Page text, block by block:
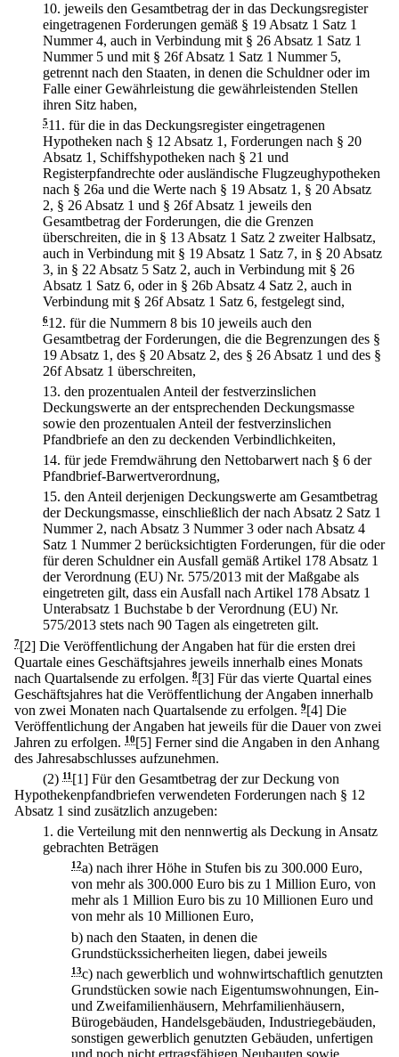
10. jeweils den Gesamtbetrag der in das Deckungsregister
eingetragenen Forderungen gemäß § 19 Absatz 1 Satz 1
Nummer 4, auch in Verbindung mit § 26 Absatz 1 Satz 1
Nummer 5 und mit § 26f Absatz 1 Satz 1 Nummer 5,
getrennt nach den Staaten, in denen die Schuldner oder im
Falle einer Gewährleistung die gewährleistenden Stellen
ihren Sitz haben,
511. für die in das Deckungsregister eingetragenen
Hypotheken nach § 12 Absatz 1, Forderungen nach § 20
Absatz 1, Schiffshypotheken nach § 21 und
Registerpfandrechte oder ausländische Flugzeughypotheken
nach § 26a und die Werte nach § 19 Absatz 1, § 20 Absatz
2, § 26 Absatz 1 und § 26f Absatz 1 jeweils den
Gesamtbetrag der Forderungen, die die Grenzen
überschreiten, die in § 13 Absatz 1 Satz 2 zweiter Halbsatz,
auch in Verbindung mit § 19 Absatz 1 Satz 7, in § 20 Absatz
3, in § 22 Absatz 5 Satz 2, auch in Verbindung mit § 26
Absatz 1 Satz 6, oder in § 26b Absatz 4 Satz 2, auch in
Verbindung mit § 26f Absatz 1 Satz 6, festgelegt sind,
612. für die Nummern 8 bis 10 jeweils auch den
Gesamtbetrag der Forderungen, die die Begrenzungen des §
19 Absatz 1, des § 20 Absatz 2, des § 26 Absatz 1 und des §
26f Absatz 1 überschreiten,
13. den prozentualen Anteil der festverzinslichen
Deckungswerte an der entsprechenden Deckungsmasse
sowie den prozentualen Anteil der festverzinslichen
Pfandbriefe an den zu deckenden Verbindlichkeiten,
14. für jede Fremdwährung den Nettobarwert nach § 6 der
Pfandbrief-Barwertverordnung,
15. den Anteil derjenigen Deckungswerte am Gesamtbetrag
der Deckungsmasse, einschließlich der nach Absatz 2 Satz 1
Nummer 2, nach Absatz 3 Nummer 3 oder nach Absatz 4
Satz 1 Nummer 2 berücksichtigten Forderungen, für die oder
für deren Schuldner ein Ausfall gemäß Artikel 178 Absatz 1
der Verordnung (EU) Nr. 575/2013 mit der Maßgabe als
eingetreten gilt, dass ein Ausfall nach Artikel 178 Absatz 1
Unterabsatz 1 Buchstabe b der Verordnung (EU) Nr.
575/2013 stets nach 90 Tagen als eingetreten gilt.
7[2] Die Veröffentlichung der Angaben hat für die ersten drei
Quartale eines Geschäftsjahres jeweils innerhalb eines Monats
nach Quartalsende zu erfolgen. 8[3] Für das vierte Quartal eines
Geschäftsjahres hat die Veröffentlichung der Angaben innerhalb
von zwei Monaten nach Quartalsende zu erfolgen. 9[4] Die
Veröffentlichung der Angaben hat jeweils für die Dauer von zwei
Jahren zu erfolgen. 10[5] Ferner sind die Angaben in den Anhang
des Jahresabschlusses aufzunehmen.
(2) 11 [1] Für den Gesamtbetrag der zur Deckung von
Hypothekenpfandbriefen verwendeten Forderungen nach § 12
Absatz 1 sind zusätzlich anzugeben:
1. die Verteilung mit den nennwertig als Deckung in Ansatz
gebrachten Beträgen
12a) nach ihrer Höhe in Stufen bis zu 300.000 Euro,
von mehr als 300.000 Euro bis zu 1 Million Euro, von
mehr als 1 Million Euro bis zu 10 Millionen Euro und
von mehr als 10 Millionen Euro,
b) nach den Staaten, in denen die
Grundstückssicherheiten liegen, dabei jeweils
13c) nach gewerblich und wohnwirtschaftlich genutzten
Grundstücken sowie nach Eigentumswohnungen, Ein-
und Zweifamilienhäusern, Mehrfamilienhäusern,
Bürogebäuden, Handelsgebäuden, Industriegebäuden,
sonstigen gewerblich genutzten Gebäuden, unfertigen
und noch nicht ertragsfähigen Neubauten sowie